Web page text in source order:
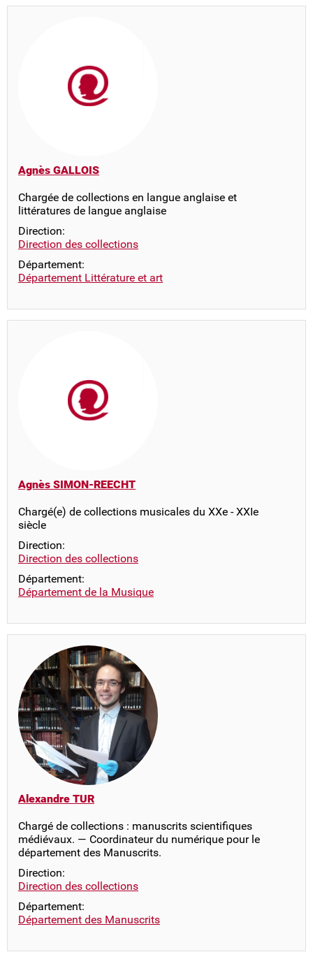
Agnès GALLOIS
Chargée de collections en langue anglaise et
littératures de langue anglaise
Direction:
Direction des collections
Département:
Département Littérature et art
Agnès SIMON-REECHT
Chargé(e) de collections musicales du XXe - XXIe
siècle
Direction:
Direction des collections
Département:
Département de la Musique
Alexandre TUR
Chargé de collections : manuscrits scientifiques
médiévaux. — Coordinateur du numérique pour le
département des Manuscrits.
Direction:
Direction des collections
Département:
Département des Manuscrits